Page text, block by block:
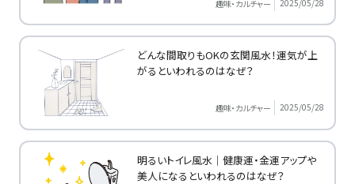
趣味・カルチャー 2025/05/28
どんな間取りもOKの玄関風水！運気が上
がるといわれるのはなぜ？
趣味・カルチャー 2025/05/28
明るいトイレ風水｜健康運・金運アップや
美人になるといわれるのはなぜ？